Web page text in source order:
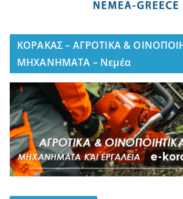
ΚΟΡΑΚΑΣ – ΑΓΡΟΤΙΚΑ &
ΜΗΧΑΝΗΜΑΤΑ – Νεμέα